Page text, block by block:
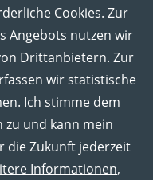
Cookies. Zur
Angebots nutzen wir
Drittanbietern. Zur
wir statistische
Ich stimme dem
zu und kann mein
die Zukunft jederzeit
Informationen,